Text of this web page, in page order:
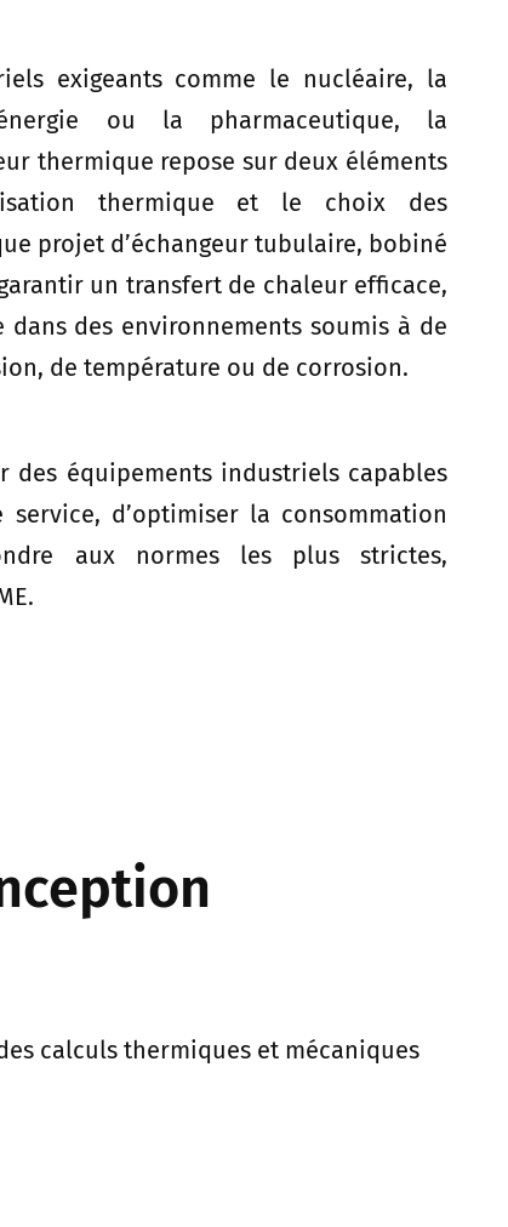
exigeants comme le nucléaire, la
ou la pharmaceutique, la
thermique repose sur deux éléments
thermique et le choix des
projet d’échangeur tubulaire, bobiné
un transfert de chaleur efficace,
des environnements soumis à de
de température ou de corrosion.
des équipements industriels capables
d’optimiser la consommation
aux normes les plus strictes,
calculs thermiques et mécaniques